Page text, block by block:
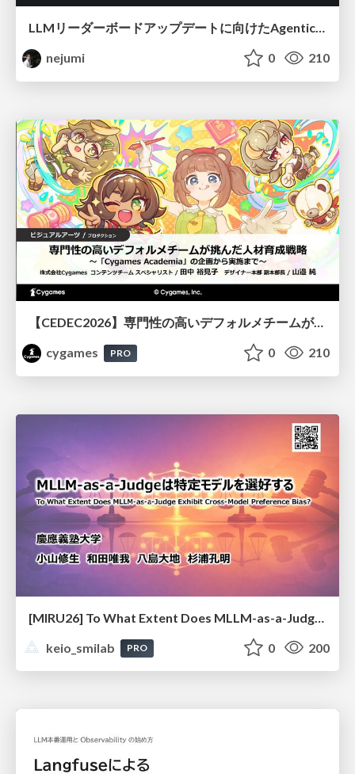
nejumi
0 210
【CEDEC2026】専門性の高いデフォルメチームが挑んだ人材育成戦略 〜Cygames Academiaの企画から実施まで〜
cygames
PRO 0 210
keio_smilab
PRO 0 200